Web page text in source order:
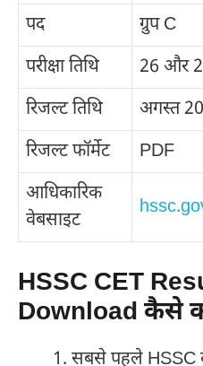
पद
ग्रुप C
परीक्षा तिथि
26 और
रिजल्ट तिथि
अगस्त
रिजल्ट फॉर्मेट
PDF
आधिकारिक
वेबसाइट
HSSC CET
Download कैसे
सबसे पहले HSSC